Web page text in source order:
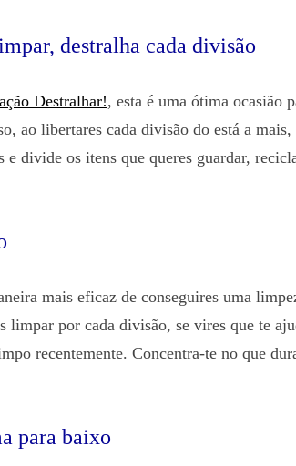
destralha cada divisão
Destralhar!, esta é uma ótima ocasião
ao libertares cada divisão do está a
divide os itens que queres guardar,
mais eficaz de conseguires uma
limpar por cada divisão, se vires que te
recentemente. Concentra-te no que
para baixo